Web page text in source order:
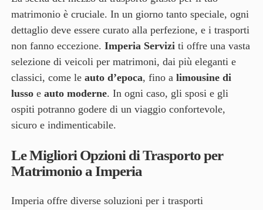
matrimonio è cruciale. In un giorno tanto speciale, ogni
dettaglio deve essere curato alla perfezione, e i trasporti
non fanno eccezione. Imperia Serviziti offre una vasta
selezione di veicoli per matrimoni, dai più eleganti e
classici, come le auto d’epoca, fino a limousine di
lussoe auto moderne. In ogni caso, gli sposi e gli
ospiti potranno godere di un viaggio confortevole,
sicuro e indimenticabile.
Le Migliori Opzioni di Trasporto per
Matrimonio a Imperia
Imperia offre diverse soluzioni per i trasporti